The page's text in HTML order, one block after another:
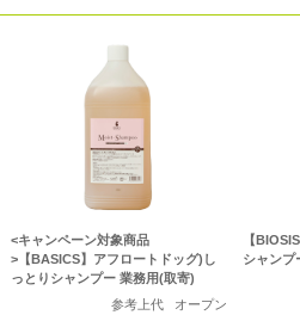
<キャンペーン対象商品
>【BASICS】アフロートドッグ)し
っとりシャンプー 業務用(取寄)
参考上代
オープン
【
シャンプ